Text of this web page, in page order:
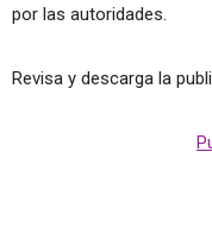
por las autoridades.
Revisa y descarga la